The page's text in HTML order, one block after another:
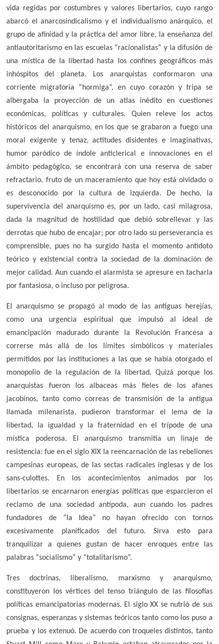
vida regidas por costumbres y valores libertarios, cuyo rango
abarcó el anarcosindicalismo y el individualismo anárquico, el
grupo de afinidad y la práctica del amor libre, la enseñanza del
antiautoritarismo en las escuelas “racionalistas” y la difusión de
una mística de la libertad hasta los confines geográficos más
inhóspitos del planeta. Los anarquistas conformaron una
corriente migratoria “hormiga”, en cuyo corazón y tripa se
albergaba la proyección de un atlas inédito en cuestiones
económicas, políticas y culturales. Quien releve los actos
históricos del anarquismo, en los que se grabaron a fuego una
moral exigente y tenaz, actitudes disidentes e imaginativas,
humor paródico de índole anticlerical e innovaciones en el
ámbito pedagógico, se encontrará con una reserva de saber
refractario, fruto de un maceramiento que hoy está olvidado o
es desconocido por la cultura de izquierda. De hecho, la
supervivencia del anarquismo es, por un lado, casi milagrosa,
dada la magnitud de hostilidad que debió sobrellevar y las
derrotas que hubo de encajar; por otro lado su perseverancia es
comprensible, pues no ha surgido hasta el momento antídoto
teórico y existencial contra la sociedad de la dominación de
mejor calidad. Aun cuando el alarmista se apresure en tacharla
por fantasiosa, o incluso por peligrosa.
El anarquismo se propagó al modo de las antiguas herejías,
como una urgencia espiritual que impulsó al ideal de
emancipación madurado durante la Revolución Francesa a
correrse más allá de los límites simbólicos y materiales
permitidos por las instituciones a las que se había otorgado el
monopolio de la regulación de la libertad. Quizá porque los
anarquistas fueron los albaceas más fieles de los afanes
jacobinos, tanto como correas de transmisión de la antigua
llamada milenarista, pudieron transformar el lema de la
libertad, la igualdad y la fraternidad en el trípode de una
mística poderosa. El anarquismo transmitía un linaje de
resistencia: fue en el siglo XIX la reencarnación de las rebeliones
campesinas europeas, de las sectas radicales inglesas y de los
sans-culottes. En los acontecimientos animados por los
libertarios se encarnaron energías políticas que esparcieron el
reclamo de una sociedad antípoda, aun cuando los padres
fundadores de “la Idea” no hayan ofrecido con tornos
excesivamente planificados del futuro. Sirva esto para
tranquilizar a quienes gustan de hacer enroques entre las
palabras “socialismo” y “totalitarismo”.
Tres doctrinas, liberalismo, marxismo y anarquismo,
constituyeron los vértices del tenso triángulo de las filosofías
políticas emancipatorias modernas. El siglo XX se nutrió de sus
consignas, esperanzas y sistemas teóricos tanto como los puso a
prueba y los extenuó. De acuerdo con troqueles distintos, tanto